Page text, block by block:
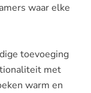
waar elke
toevoeging
met
warm en